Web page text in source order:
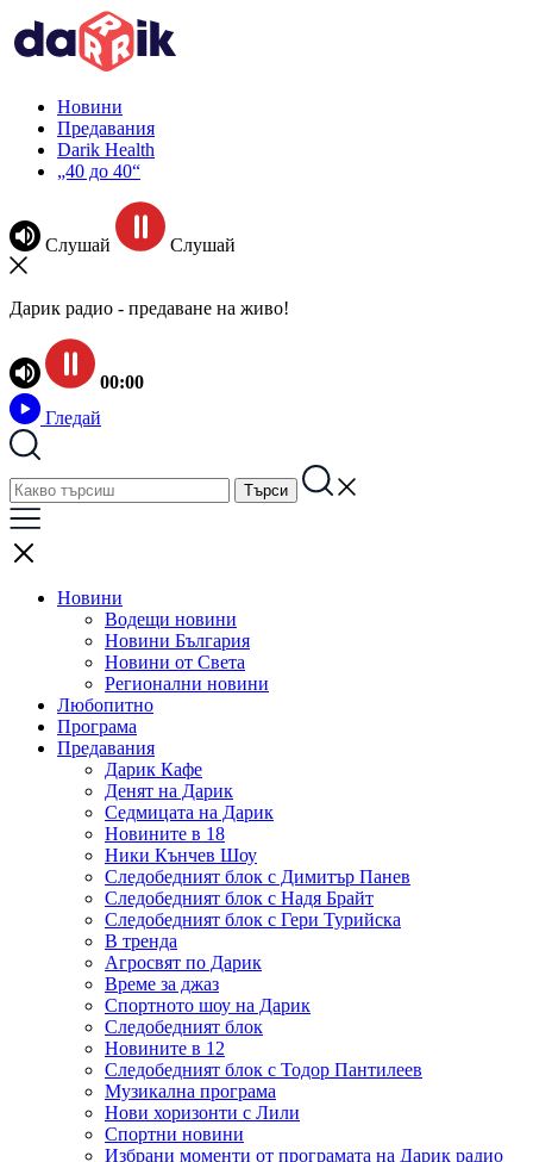
Новини
Предавания
Darik Health
„40 до 40“
Слушай Слушай
Дарик радио - предаване на живо!
00:00
Гледай
Новини
Водещи новини
Новини България
Новини от Света
Регионални новини
Любопитно
Програма
Предавания
Дарик Кафе
Денят на Дарик
Седмицата на Дарик
Новините в 18
Ники Кънчев Шоу
Следобедният блок с Димитър Панев
Следобедният блок с Надя Брайт
Следобедният блок с Гери Турийска
В тренда
Агросвят по Дарик
Време за джаз
Спортното шоу на Дарик
Следобедният блок
Новините в 12
Следобедният блок с Тодор Пантилеев
Музикална програма
Нови хоризонти с Лили
Спортни новини
Избрани моменти от програмата на Дарик радио